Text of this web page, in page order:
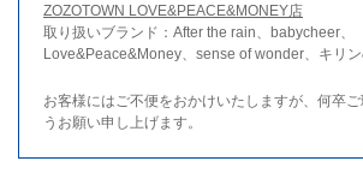
ZOZOTOWN LOVE&PEACE&MONEY店
取り扱いブランド：After the rain、babycheer、
Love&Peace&Money、sense of wonder、キリン
お客様にはご不便をおかけいたしますが、何卒
うお願い申し上げます。